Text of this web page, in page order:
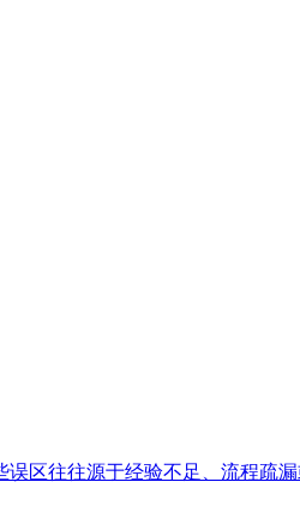
区往往源于经验不足、流程疏漏